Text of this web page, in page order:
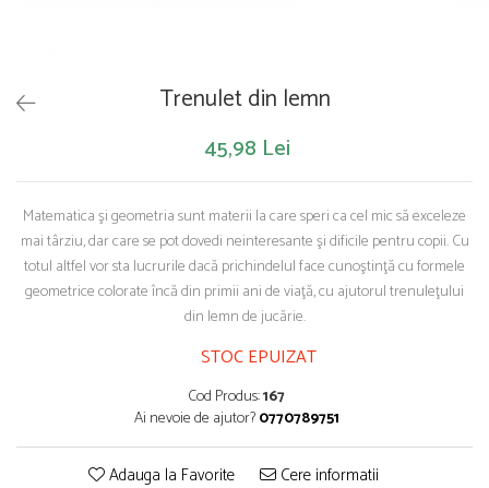
Trenulet din lemn
45,98 Lei
Matematica şi geometria sunt materii la care speri ca cel mic să exceleze
mai târziu, dar care se pot dovedi neinteresante şi dificile pentru copii. Cu
totul altfel vor sta lucrurile dacă prichindelul face cunoştinţă cu formele
geometrice colorate încă din primii ani de viaţă, cu ajutorul trenuleţului
din lemn de jucărie.
STOC EPUIZAT
Cod Produs:167
Ai nevoie de ajutor?0770789751
Adauga la Favorite Cere informatii